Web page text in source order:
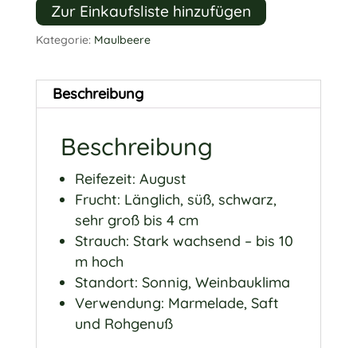
Zur Einkaufsliste hinzufügen
Kategorie: Maulbeere
Beschreibung
Beschreibung
Reifezeit: August
Frucht: Länglich, süß, schwarz,
sehr groß bis 4 cm
Strauch: Stark wachsend – bis 10
m hoch
Standort: Sonnig, Weinbauklima
Verwendung: Marmelade, Saft
und Rohgenuß